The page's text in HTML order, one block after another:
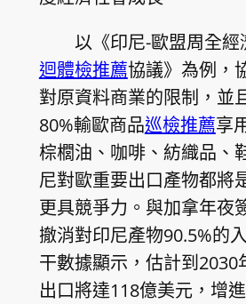
以《印尼-歐盟周全經
迴體檢推薦協議》為例，
對原資料商業的限制，並
80%輸歐商品巡檢推薦享
棕櫚油、咖啡、紡織品、
尼對歐重要出口產物都將
更具競爭力。與加拿年夜
撤消對印尼產物90.5%的
干數據顯示，估計到2030
出口將達118億美元，增